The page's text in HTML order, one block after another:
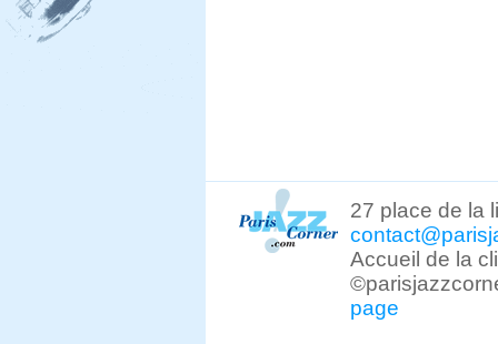
27 place de la
Accueil de la
page